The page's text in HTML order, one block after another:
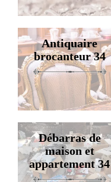
Antiquaire
brocanteur 34
Débarras de
maison et
appartement 34